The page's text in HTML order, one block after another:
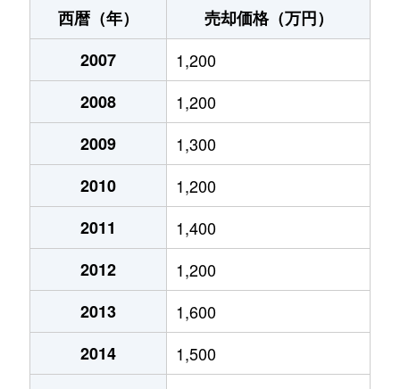
今堅田
1,000万円 堅田
今堅田
1,300万円 堅田
打出浜
3,600万円 膳所
打出浜
3,100万円 膳所
2,700万円 大津
2,900万円 大津
皇子が丘
4,200万円 大津京
皇子が丘
3,600万円 大津京
皇子が丘
2,300万円 大津京
西暦（年）
売却価格（万円）
2007
1,200
2008
1,200
2009
1,300
2010
1,200
2011
1,400
2012
1,200
2013
1,600
2014
1,500